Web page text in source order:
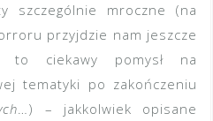
szczególnie mroczne (na
przyjdzie nam jeszcze
to ciekawy pomysł na
tematyki po zakończeniu
…) – jakkolwiek opisane